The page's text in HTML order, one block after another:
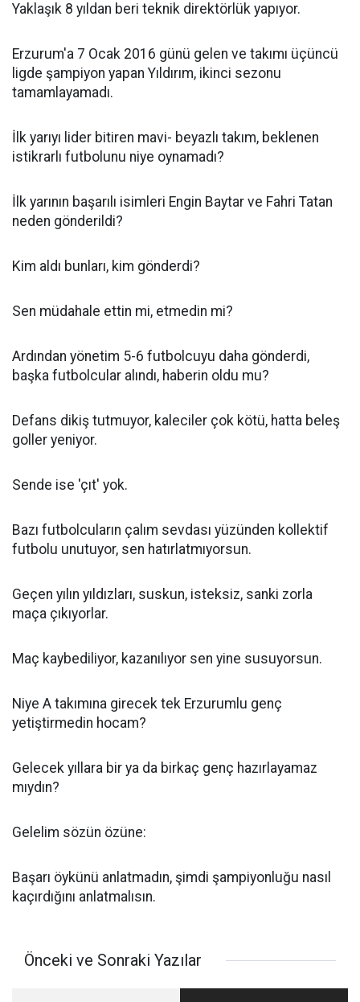
Yaklaşık 8 yıldan beri teknik direktörlük yapıyor.
Erzurum'a 7 Ocak 2016 günü gelen ve takımı üçüncü
ligde şampiyon yapan Yıldırım, ikinci sezonu
tamamlayamadı.
İlk yarıyı lider bitiren mavi- beyazlı takım, beklenen
istikrarlı futbolunu niye oynamadı?
İlk yarının başarılı isimleri Engin Baytar ve Fahri Tatan
neden gönderildi?
Kim aldı bunları, kim gönderdi?
Sen müdahale ettin mi, etmedin mi?
Ardından yönetim 5-6 futbolcuyu daha gönderdi,
başka futbolcular alındı, haberin oldu mu?
Defans dikiş tutmuyor, kaleciler çok kötü, hatta beleş
goller yeniyor.
Sende ise 'çıt' yok.
Bazı futbolcuların çalım sevdası yüzünden kollektif
futbolu unutuyor, sen hatırlatmıyorsun.
Geçen yılın yıldızları, suskun, isteksiz, sanki zorla
maça çıkıyorlar.
Maç kaybediliyor, kazanılıyor sen yine susuyorsun.
Niye A takımına girecek tek Erzurumlu genç
yetiştirmedin hocam?
Gelecek yıllara bir ya da birkaç genç hazırlayamaz
mıydın?
Gelelim sözün özüne:
Başarı öykünü anlatmadın, şimdi şampiyonluğu nasıl
kaçırdığını anlatmalısın.
Önceki ve Sonraki Yazılar